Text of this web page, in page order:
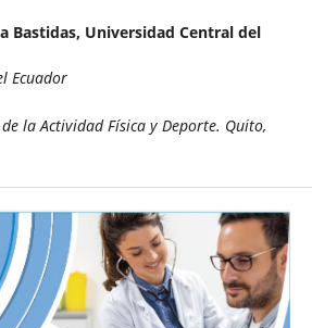
Bastidas, Universidad Central del
Ecuador
la Actividad Física y Deporte. Quito,